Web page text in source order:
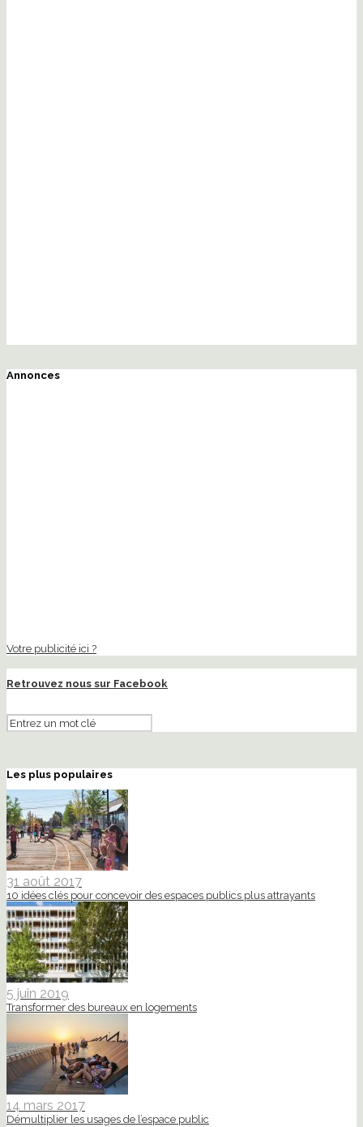
Annonces
Votre publicité ici ?
Retrouvez nous sur Facebook
Les plus populaires
31 août 2017
10 idées clés pour concevoir des espaces publics plus attrayants
5 juin 2019
Transformer des bureaux en logements
14 mars 2017
Démultiplier les usages de l’espace public